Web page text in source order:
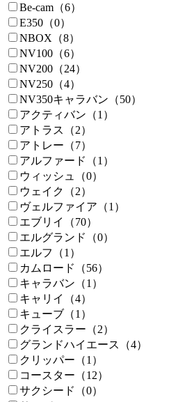
Be-cam（6）
E350（0）
NBOX（8）
NV100（6）
NV200（24）
NV250（4）
NV350キャラバン（50）
アクティバン（1）
アトラス（2）
アトレー（7）
アルファード（1）
ウィッシュ（0）
ウェイク（2）
ヴェルファイア（1）
エブリイ（70）
エルグランド（0）
エルフ（1）
カムロード（56）
キャラバン（1）
キャリイ（4）
キューブ（1）
クライスラー（2）
グランドハイエース（4）
クリッパー（1）
コースター（12）
サクシード（0）